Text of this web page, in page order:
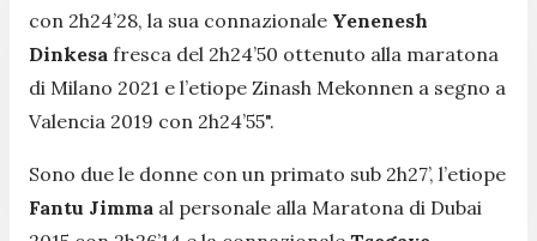
con 2h24’28, la sua connazionale Yenenesh
Dinkesa fresca del 2h24’50 ottenuto alla maratona
di Milano 2021 e l’etiope Zinash Mekonnen a segno a
Valencia 2019 con 2h24’55".
Sono due le donne con un primato sub 2h27’, l’etiope
Fantu Jimma al personale alla Maratona di Dubai